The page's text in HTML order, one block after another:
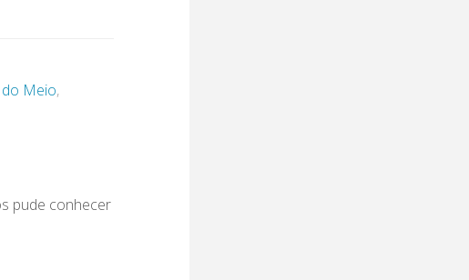
do Meio,
pude conhecer